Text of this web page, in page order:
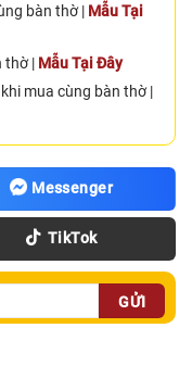
bàn thờ | Mẫu Tại
thờ | Mẫu Tại Đây
mua cùng bàn thờ |
Messenger
TikTok